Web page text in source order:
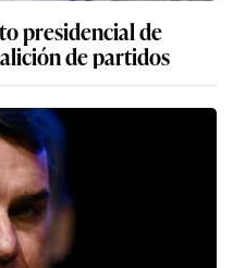
presidencial de
de partidos